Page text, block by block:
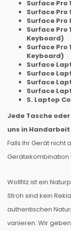
Surface Pro
Surface Pro
Surface Pro
Surface Pro
Keyboard)
Surface Pro
Keyboard)
Surface
Surface
Surface
Surface
S. Laptop
Jede Tasche
uns in
Falls Ihr Gerät nicht
Gerätekombination
Wollfilz ist ein
Stroh sind kein
authentischen
variieren. Wir